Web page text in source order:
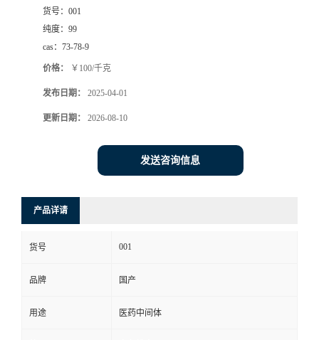
货号： 001
纯度： 99
cas： 73-78-9
价格： ￥100/千克
发布日期： 2025-04-01
更新日期： 2026-08-10
发送咨询信息
产品详请
货号 001
品牌 国产
用途 医药中间体